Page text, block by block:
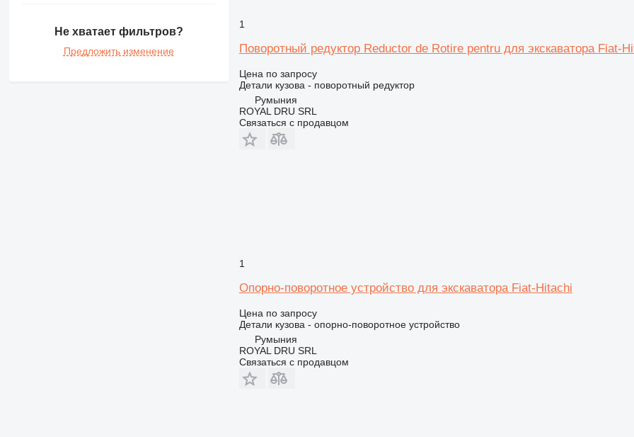
428
432
Не хватает фильтров?
Предложить изменение
1
Поворотный редуктор Reductor de Rotire pentru для экскаватора Fiat-
Цена по запросу
Детали кузова - поворотный редуктор
Румыния
ROYAL DRU SRL
Связаться с продавцом
1
Опорно-поворотное устройство для экскаватора Fiat-Hitachi
Цена по запросу
Детали кузова - опорно-поворотное устройство
Румыния
ROYAL DRU SRL
Связаться с продавцом